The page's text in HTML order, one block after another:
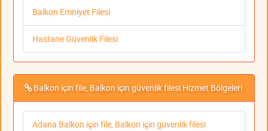
Balkon Emniyet Filesi
Hastane Güvenlik Filesi
Balkon için file, Balkon için güvenlik filesi Hizmet Bölgeleri
Adana Balkon için file, Balkon için güvenlik filesi